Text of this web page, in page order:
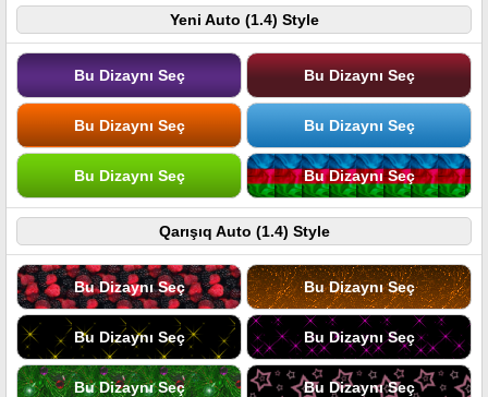
Yeni Auto (1.4) Style
Bu Dizaynı Seç Bu Dizaynı Seç
Bu Dizaynı Seç Bu Dizaynı Seç
Bu Dizaynı Seç Bu Dizaynı Seç
Qarışıq Auto (1.4) Style
Bu Dizaynı Seç Bu Dizaynı Seç
Bu Dizaynı Seç Bu Dizaynı Seç
Bu Dizaynı Seç Bu Dizaynı Seç